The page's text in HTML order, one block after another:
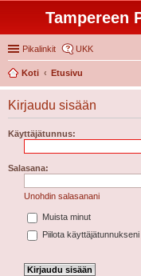
Tampereen
Pikalinkit UKK
Koti
Etusivu
Kirjaudu sisään
Käyttäjätunnus:
Salasana:
Unohdin salasanani
Muista minut
Piilota